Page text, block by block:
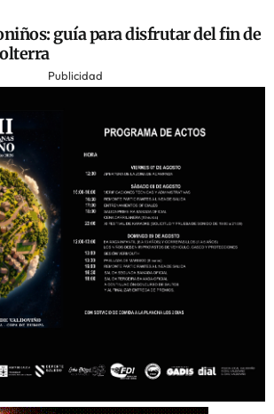
guía para disfrutar del fin de
Publicidad